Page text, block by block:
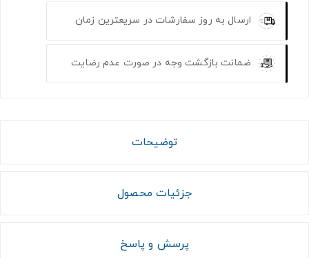
ارسال به روز سفارشات در سریعترین زمان
ضمانت بازگشت وجه در صورت عدم رضایت
توضیحات
جزئیات محصول
پرسش و پاسخ